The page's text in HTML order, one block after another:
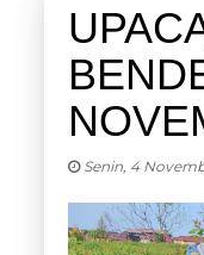
Senin, 4